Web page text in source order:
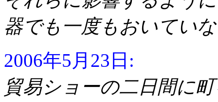
器でも一度もおいてい
2006年5月23日:
貿易ショーの二日間に